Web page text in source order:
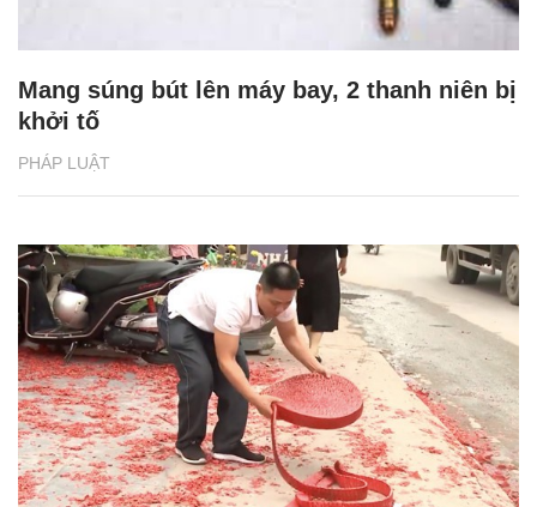
PHÁP LUẬT
Mang súng bút lên máy bay, 2 thanh niên bị
khởi tố